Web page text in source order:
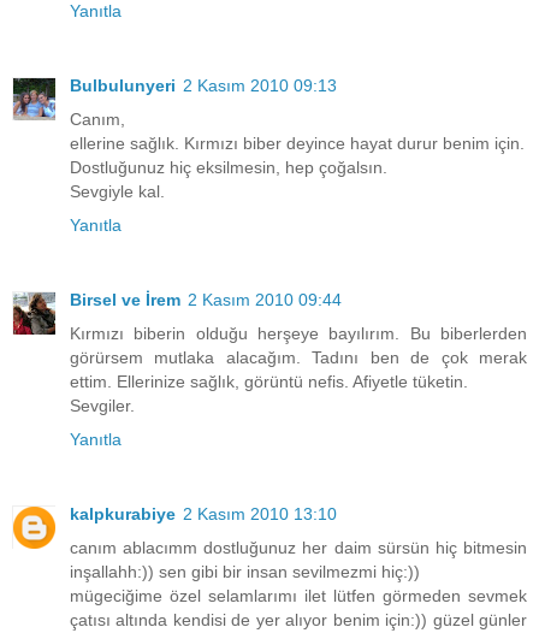
Yanıtla
Bulbulunyeri 2 Kasım 2010 09:13
Canım,
ellerine sağlık. Kırmızı biber deyince hayat durur benim için.
Dostluğunuz hiç eksilmesin, hep çoğalsın.
Sevgiyle kal.
Yanıtla
Birsel ve İrem 2 Kasım 2010 09:44
Kırmızı biberin olduğu herşeye bayılırım. Bu biberlerden
görürsem mutlaka alacağım. Tadını ben de çok merak
ettim. Ellerinize sağlık, görüntü nefis. Afiyetle tüketin.
Sevgiler.
Yanıtla
kalpkurabiye 2 Kasım 2010 13:10
canım ablacımm dostluğunuz her daim sürsün hiç bitmesin
inşallahh:)) sen gibi bir insan sevilmezmi hiç:))
mügeciğime özel selamlarımı ilet lütfen görmeden sevmek
çatısı altında kendisi de yer alıyor benim için:)) güzel günler